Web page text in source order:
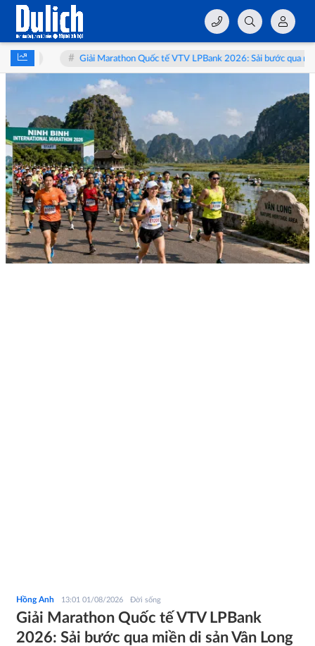
Giải Marathon Quốc tế VTV LPBank 2026: Sải bước qua miền di sản Vân
Hồng Anh 13:01 01/08/2026 Đời sống
Giải Marathon Quốc tế VTV LPBank
2026: Sải bước qua miền di sản Vân Long